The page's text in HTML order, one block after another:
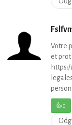
Votre
et
👍0